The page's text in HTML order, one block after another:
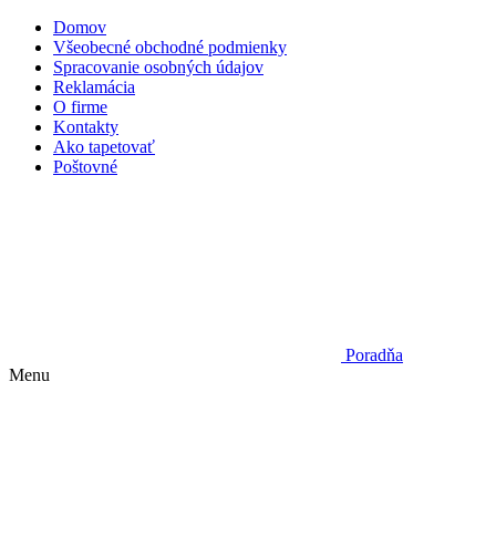
Domov
Všeobecné obchodné podmienky
Spracovanie osobných údajov
Reklamácia
O firme
Kontakty
Ako tapetovať
Poštovné
Poradňa
Menu